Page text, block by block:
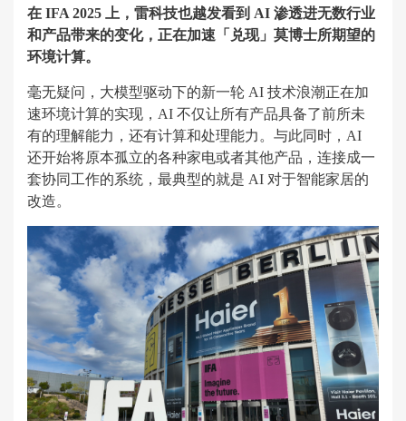
在 IFA 2025 上，雷科技也越发看到 AI 渗透进无数行业
和产品带来的变化，正在加速「兑现」莫博士所期望的
环境计算。
毫无疑问，大模型驱动下的新一轮 AI 技术浪潮正在加
速环境计算的实现，AI 不仅让所有产品具备了前所未
有的理解能力，还有计算和处理能力。与此同时，AI
还开始将原本孤立的各种家电或者其他产品，连接成一
套协同工作的系统，最典型的就是 AI 对于智能家居的
改造。